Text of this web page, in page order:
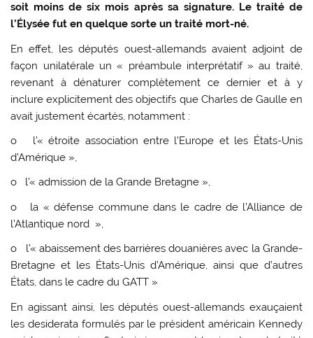
soit moins de six mois après sa signature. Le traité de
l’Élysée fut en quelque sorte un traité mort-né.
En effet, les députés ouest-allemands avaient adjoint de
façon unilatérale un « préambule interprétatif » au traité,
revenant à dénaturer complètement ce dernier et à y
inclure explicitement des objectifs que Charles de Gaulle en
avait justement écartés, notamment :
o l’« étroite association entre l’Europe et les États-Unis
d’Amérique »,
o l’« admission de la Grande Bretagne »,
o la « défense commune dans le cadre de l’Alliance de
l’Atlantique nord »,
o l’« abaissement des barrières douanières avec la Grande-
Bretagne et les États-Unis d’Amérique, ainsi que d’autres
États, dans le cadre du GATT »
En agissant ainsi, les députés ouest-allemands exauçaient
les desiderata formulés par le président américain Kennedy